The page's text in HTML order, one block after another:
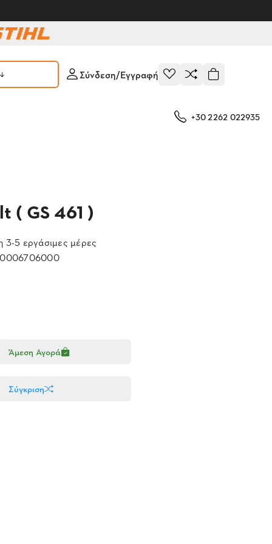
Σύνδεση/Εγγραφή
+30 2262 022935
( GS 461 )
5 εργάσιμες μέρες
Άμεση Αγορά
Σύγκριση